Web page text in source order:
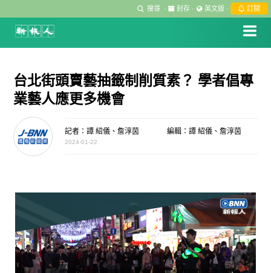
搜尋 · 封存 · 英文版 · 訂閱
台北街頭賣藝抽籤制削質素？ 學者倡專
業藝人應更多機會
記者：譚 紹儀、詹淳茵 編輯：譚 紹儀、詹淳茵
2024-01-22